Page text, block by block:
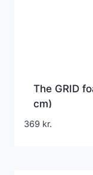
The GRID
cm)
369 kr.